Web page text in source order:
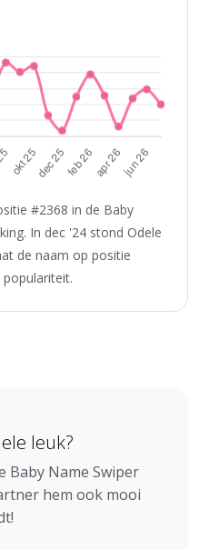
#2368 in de Baby
In dec '24 stond Odele
de naam op positie
leuk?
Baby Name Swiper
hem ook mooi